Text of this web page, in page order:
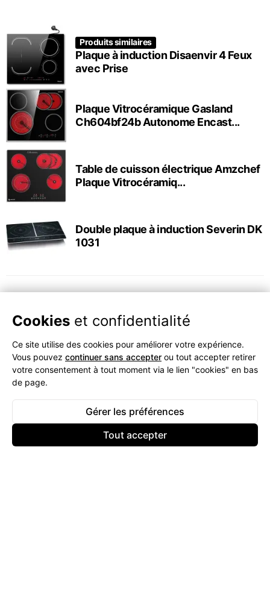
Produits similaires
Plaque à induction Disaenvir 4 Feux
avec Prise
Plaque Vitrocéramique Gasland
Ch604bf24b Autonome Encast...
Table de cuisson électrique Amzchef
Plaque Vitrocéramiq...
Double plaque à induction Severin DK
1031
Cookies et confidentialité
Ce site utilise des cookies pour améliorer votre expérience.
Vous pouvez continuer sans accepter ou tout accepter retirer
votre consentement à tout moment via le lien "cookies" en bas
de page.
Gérer les préférences
Tout accepter